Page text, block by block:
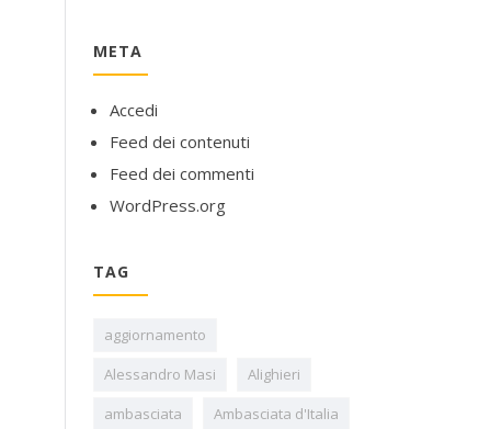
META
Accedi
Feed dei contenuti
Feed dei commenti
WordPress.org
TAG
aggiornamento
Alessandro Masi
Alighieri
ambasciata
Ambasciata d'Italia